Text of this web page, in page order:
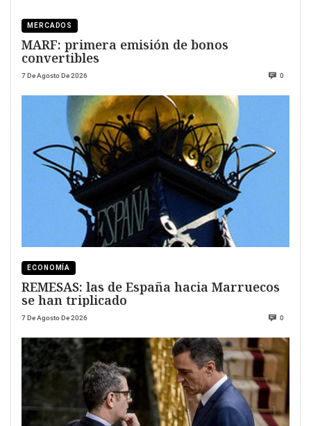
MERCADOS
MARF: primera emisión de bonos
convertibles
7 De Agosto De 2026 0
ECONOMÍA
REMESAS: las de España hacia Marruecos
se han triplicado
7 De Agosto De 2026 0